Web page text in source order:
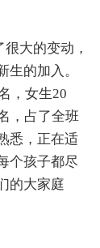
大的变动，
生的加入。
，女生20
，占了全班
悉，正在适
个孩子都尽
的大家庭